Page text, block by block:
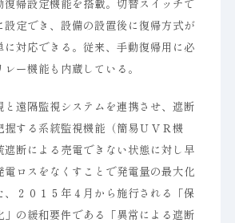
復帰設定機能を搭載。切替スイッチで
設定でき、設備の設置後に復帰方式が
対応できる。従来、手動復帰用に必
ー機能も内蔵している。
と遠隔監視システムを連携させ、遮断
握する系統監視機能（簡易ＵＶＲ機
遮断による売電できない状態に対し早
ロスをなくすことで発電量の最大化
、２０１５年４月から施行される「保
の緩和要件である「異常による遮断